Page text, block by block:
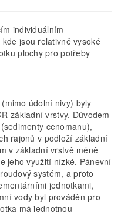
individuálním
jsou relativně vysoké
plochy pro potřeby
údolní nivy) byly
základní vrstvy. Důvodem
cenomanu),
rajonů v podloží základní
v základní vrstvě méně
jeho využití nízké. Pánevní
systém, a proto
jednotkami,
vody byl prováděn pro
má jednotnou